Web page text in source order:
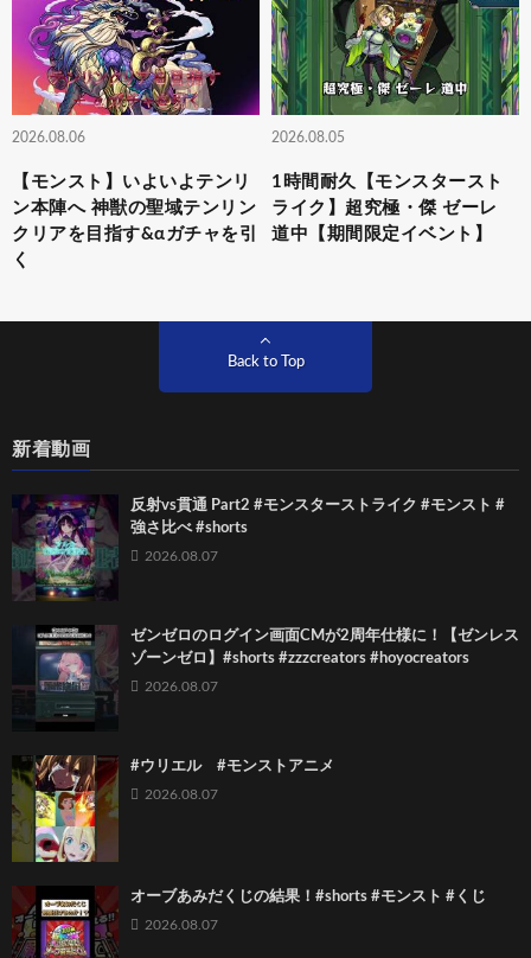
2026.08.06
【モンスト】いよいよテンリ
ン本陣へ 神獣の聖域テンリン
クリアを目指す&αガチャを引
く
2026.08.05
1時間耐久【モンスタースト
ライク】超究極・傑 ゼーレ
道中【期間限定イベント】
Back to Top
新着動画
反射vs貫通 Part2 #モンスターストライク #モンスト #
強さ比べ #shorts
2026.08.07
ゼンゼロのログイン画面CMが2周年仕様に！【ゼンレス
ゾーンゼロ】#shorts #zzzcreators #hoyocreators
2026.08.07
#ウリエル #モンストアニメ
2026.08.07
オーブあみだくじの結果！#shorts #モンスト #くじ
2026.08.07